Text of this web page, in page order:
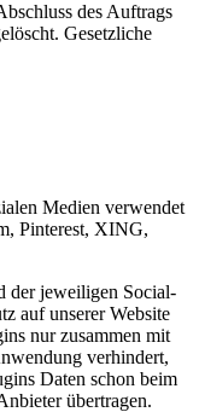
des Auftrags
Gesetzliche
Medien verwendet
Pinterest, XING,
der jeweiligen Social-
auf unserer Website
nur zusammen mit
verhindert,
Daten schon beim
übertragen.